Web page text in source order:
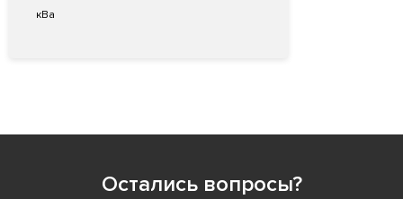
кВа
Остались вопросы?